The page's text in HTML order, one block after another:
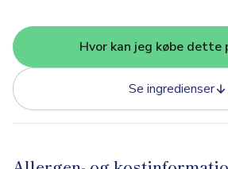
Hvor kan jeg købe dette
Se ingredienser